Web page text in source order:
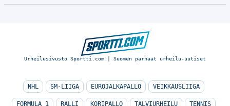
Urheilusivusto Sportti.com | Suomen parhaat urheilu-uutiset
NHL SM-LIIGA EUROJALKAPALLO VEIKKAUSLIIGA
FORMULA 1 RALLI KORIPALLO TALVIURHEILU TENNIS